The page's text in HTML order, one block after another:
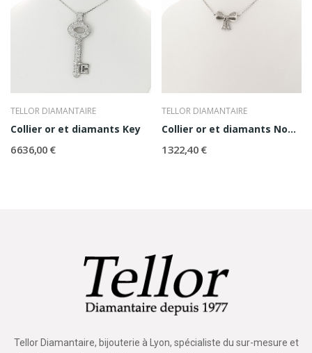
TELLOR DIAMANTAIRE
Collier or et diamants Key
6 636,00 €
TELLOR DIAMANTAIRE
Collier or et diamants Noeud
1 322,40 €
Tellor Diamantaire, bijouterie à Lyon, spécialiste du sur-mesure et